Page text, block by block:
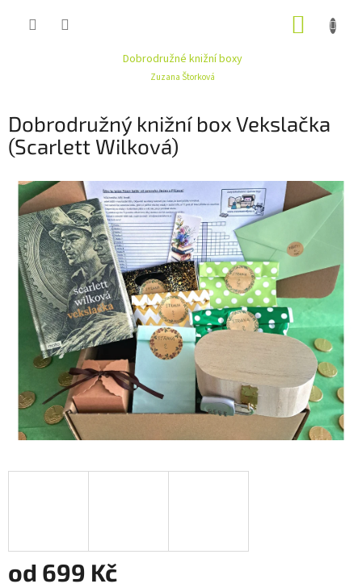
Dobrodružné knižní boxy
Zuzana Štorková
Dobrodružný knižní box Vekslačka
(Scarlett Wilková)
od 699 Kč